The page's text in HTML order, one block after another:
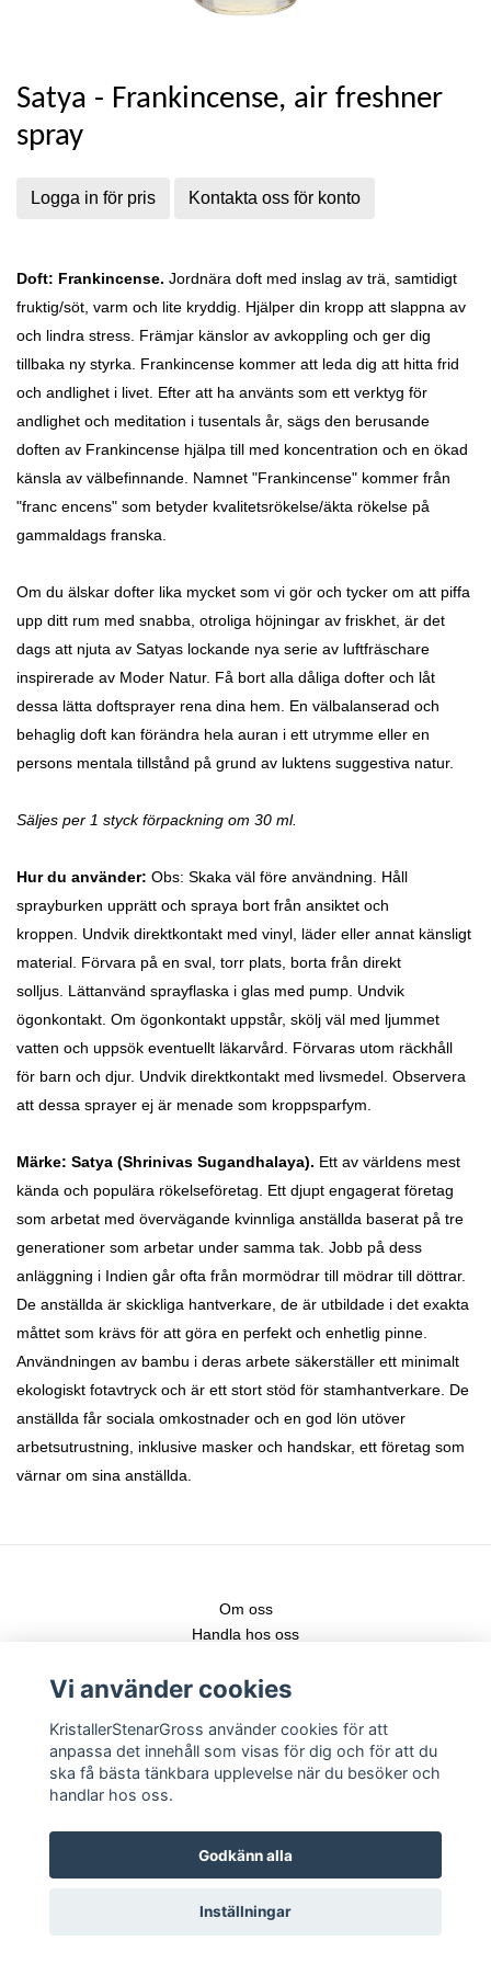
Satya - Frankincense, air freshner
spray
Logga in för pris Kontakta oss för konto
Doft: Frankincense. Jordnära doft med inslag av trä, samtidigt
fruktig/söt, varm och lite kryddig. Hjälper din kropp att slappna av
och lindra stress. Främjar känslor av avkoppling och ger dig
tillbaka ny styrka. Frankincense kommer att leda dig att hitta frid
och andlighet i livet. Efter att ha använts som ett verktyg för
andlighet och meditation i tusentals år, sägs den berusande
doften av Frankincense hjälpa till med koncentration och en ökad
känsla av välbefinnande. Namnet "Frankincense" kommer från
"franc encens" som betyder kvalitetsrökelse/äkta rökelse på
gammaldags franska.
Om du älskar dofter lika mycket som vi gör och tycker om att piffa
upp ditt rum med snabba, otroliga höjningar av friskhet, är det
dags att njuta av Satyas lockande nya serie av luftfräschare
inspirerade av Moder Natur. Få bort alla dåliga dofter och låt
dessa lätta doftsprayer rena dina hem. En välbalanserad och
behaglig doft kan förändra hela auran i ett utrymme eller en
persons mentala tillstånd på grund av luktens suggestiva natur.
Säljes per 1 styck förpackning om 30 ml.
Hur du använder: Obs: Skaka väl före användning. Håll
sprayburken upprätt och spraya bort från ansiktet och
kroppen. Undvik direktkontakt med vinyl, läder eller annat känsligt
material. Förvara på en sval, torr plats, borta från direkt
solljus. Lättanvänd sprayflaska i glas med pump. Undvik
ögonkontakt. Om ögonkontakt uppstår, skölj väl med ljummet
vatten och uppsök eventuellt läkarvård. Förvaras utom räckhåll
för barn och djur. Undvik direktkontakt med livsmedel. Observera
att dessa sprayer ej är menade som kroppsparfym.
Märke: Satya (Shrinivas Sugandhalaya). Ett av världens mest
kända och populära rökelseföretag. Ett djupt engagerat företag
som arbetat med övervägande kvinnliga anställda baserat på tre
generationer som arbetar under samma tak. Jobb på dess
anläggning i Indien går ofta från mormödrar till mödrar till döttrar.
De anställda är skickliga hantverkare, de är utbildade i det exakta
måttet som krävs för att göra en perfekt och enhetlig pinne.
Användningen av bambu i deras arbete säkerställer ett minimalt
ekologiskt fotavtryck och är ett stort stöd för stamhantverkare. De
anställda får sociala omkostnader och en god lön utöver
arbetsutrustning, inklusive masker och handskar, ett företag som
värnar om sina anställda.
Om oss
Handla hos oss
Fraktstege
Köpvillkor
Registrera konto
Logga in
Följ gärna vår Instagram för senaste nytt!
Vi använder cookies
KristallerStenarGross använder cookies för att
anpassa det innehåll som visas för dig och för att du
ska få bästa tänkbara upplevelse när du besöker och
handlar hos oss.
Godkänn alla
Inställningar